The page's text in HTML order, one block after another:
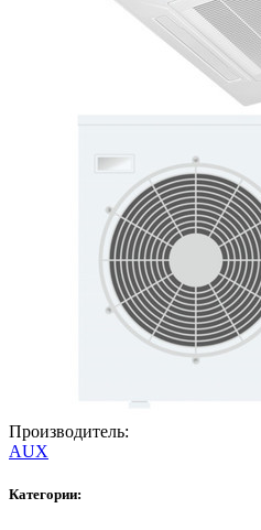
Производитель:
AUX
Категории: